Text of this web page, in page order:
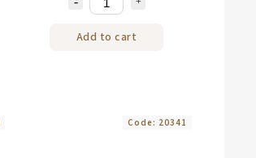
Add to cart
Code: 20341